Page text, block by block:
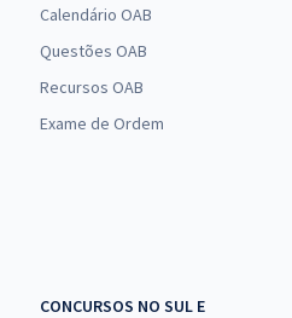
Calendário OAB
Questões OAB
Recursos OAB
Exame de Ordem
CONCURSOS NO SUL E